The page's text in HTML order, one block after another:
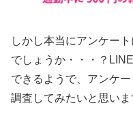
しかし本当にアンケー
でしょうか・・・？
できるようで、アンケ
調査してみたいと思いま